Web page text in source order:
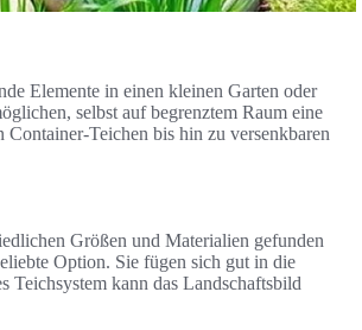
Elemente in einen kleinen Garten oder
selbst auf begrenztem Raum eine
Teichen bis hin zu versenkbaren
Größen und Materialien gefunden
Option. Sie fügen sich gut in die
Teichsystem kann das Landschaftsbild